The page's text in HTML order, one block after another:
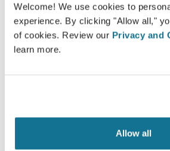
Welcome! We use cookies to
experience. By clicking "Allow all,"
of cookies. Review our Privacy and
learn more.
Allow all
ảnh mô phỏng 3D Crisalix